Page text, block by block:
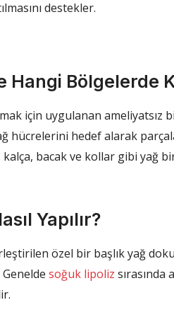
destekler.
Bölgelerde
için uygulanan ameliyatsız
hücrelerini hedef alarak
kalça, bacak ve kollar gibi yağ
Yapılır?
özel bir başlık yağ
soğuk lipoliz sırasında